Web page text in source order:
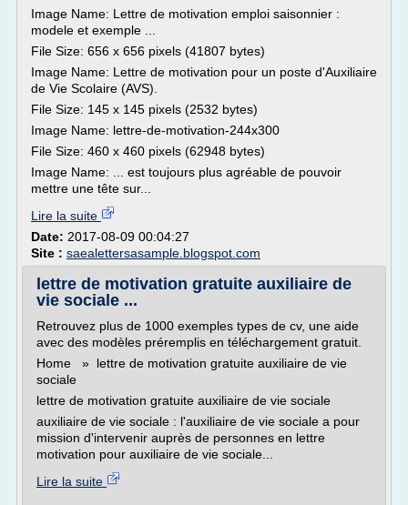
Image Name: Lettre de motivation emploi saisonnier :
modele et exemple ...
File Size: 656 x 656 pixels (41807 bytes)
Image Name: Lettre de motivation pour un poste d'Auxiliaire
de Vie Scolaire (AVS).
File Size: 145 x 145 pixels (2532 bytes)
Image Name: lettre-de-motivation-244x300
File Size: 460 x 460 pixels (62948 bytes)
Image Name: ... est toujours plus agréable de pouvoir
mettre une tête sur...
Lire la suite
Date: 2017-08-09 00:04:27
Site : saealettersasample.blogspot.com
lettre de motivation gratuite auxiliaire de
vie sociale ...
Retrouvez plus de 1000 exemples types de cv, une aide
avec des modèles préremplis en téléchargement gratuit.
Home » lettre de motivation gratuite auxiliaire de vie
sociale
lettre de motivation gratuite auxiliaire de vie sociale
auxiliaire de vie sociale : l'auxiliaire de vie sociale a pour
mission d'intervenir auprès de personnes en lettre
motivation pour auxiliaire de vie sociale...
Lire la suite